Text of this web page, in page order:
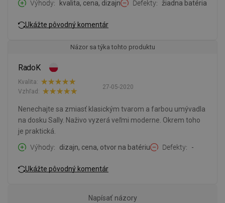
Výhody
kvalita, cena, dizajn Defekty žiadna batéria
Ukážte pôvodný komentár
Názor sa týka tohto produktu
RadoK
27-05-2020
Kvalita:
Vzhľad:
Nenechajte sa zmiasť klasickým tvarom a farbou umývadla
na dosku Sally. Naživo vyzerá veľmi moderne. Okrem toho
je praktická.
Výhody
dizajn, cena, otvor na batériu Defekty -
Ukážte pôvodný komentár
Napísať názory